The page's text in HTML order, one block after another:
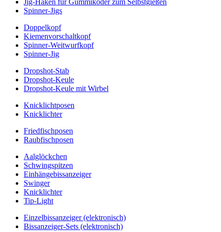
Spinner-Jigs
Doppelkopf
Kiemenvorschaltkopf
Spinner-Weitwurfkopf
Spinner-Jig
Dropshot-Stab
Dropshot-Keule
Dropshot-Keule mit Wirbel
Knicklichtposen
Knicklichter
Friedfischposen
Raubfischposen
Aalglöckchen
Schwingspitzen
Einhängebissanzeiger
Swinger
Knicklichter
Tip-Light
Einzelbissanzeiger (elektronisch)
Bissanzeiger-Sets (elektronisch)